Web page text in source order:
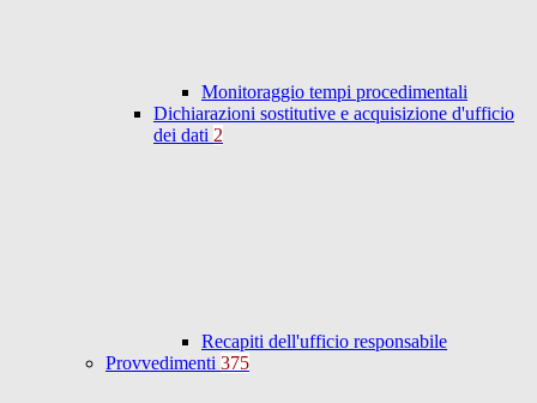
Monitoraggio tempi procedimentali
Dichiarazioni sostitutive e acquisizione d'ufficio
dei dati 2
Recapiti dell'ufficio responsabile
Provvedimenti 375